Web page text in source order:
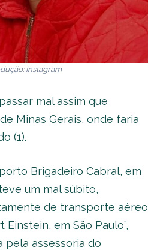
Instagram
mal assim que
Minas Gerais, onde faria
(1).
Brigadeiro Cabral, em
um mal súbito,
de transporte aéreo
em São Paulo”,
pela assessoria do